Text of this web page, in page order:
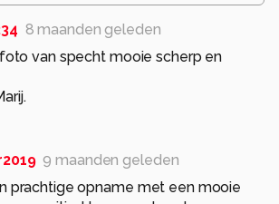
8 maanden geleden
van specht mooie scherp en
9 maanden geleden
prachtige opname met een mooie